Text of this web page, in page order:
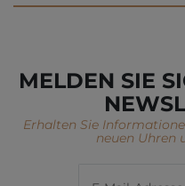
MELDEN SIE
Erhalten Sie
neuen Uhren